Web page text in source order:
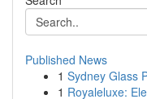
Published News
1 Sydney Glass
1 Royaleluxe: